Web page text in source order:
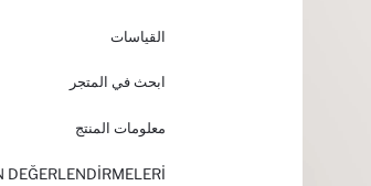
القياسات
ابحث في المتجر
معلومات المنتج
DEĞERLENDİRMELERİ